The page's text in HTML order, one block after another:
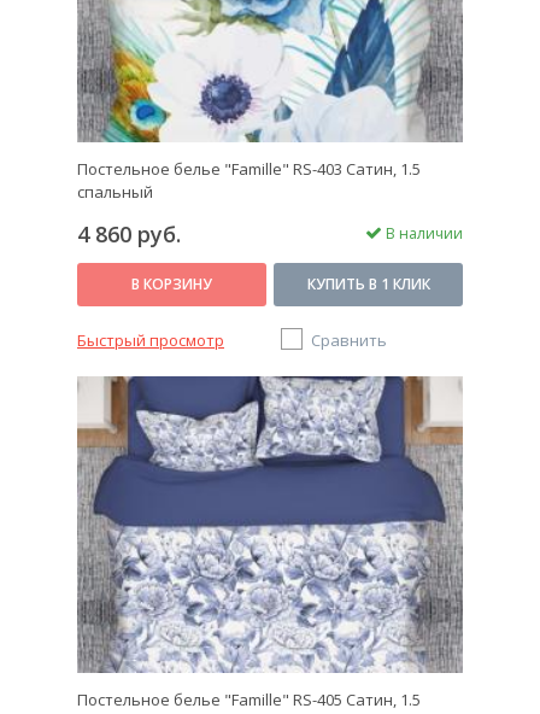
Постельное белье "Famille" RS-403 Cатин, 1.5
спальный
4 860 руб. В наличии
В КОРЗИНУ КУПИТЬ В 1 КЛИК
Быстрый просмотр Сравнить
Постельное белье "Famille" RS-405 Сатин, 1.5